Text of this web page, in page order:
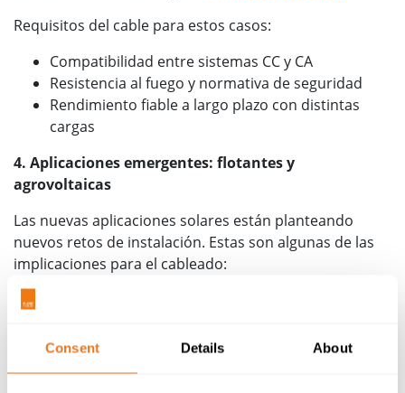
Consent Details About
Requisitos del cable para estos casos:
Compatibilidad entre sistemas CC y CA
Resistencia al fuego y normativa de seguridad
Rendimiento fiable a largo plazo con distintas
cargas
4. Aplicaciones emergentes: flotantes y
agrovoltaicas
Las nuevas aplicaciones solares están planteando
nuevos retos de instalación. Estas son algunas de las
implicaciones para el cableado:
Durabilidad medioambiental y frente a la